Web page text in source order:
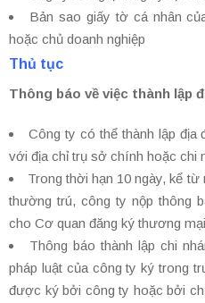
Bản sao giấy tờ cá nhân
hoặc chủ doanh nghiệp
Thủ tục
Thông báo về việc thành lập
Công ty có thể thành lập địa
với địa chỉ trụ sở chính hoặc chi
Trong thời hạn 10 ngày, kể
thường trú, công ty nộp thông
cho Cơ quan đăng ký thương
Thông báo thành lập chi
pháp luật của công ty ký trong
được ký bởi công ty hoặc bởi